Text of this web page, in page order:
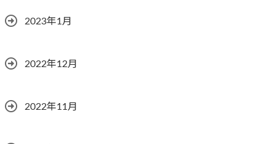
2023年1月
2022年12月
2022年11月